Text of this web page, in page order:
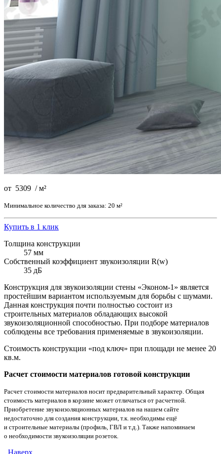
от 5309 /м²
Минимальное количество для заказа: 20 м²
Купить в 1 клик
Толщина конструкции
57 мм
Собственный коэффициент звукоизоляции R(w)
35 дБ
Конструкция для звукоизоляции стены «Эконом-1» является
простейшим вариантом используемым для борьбы с шумами.
Данная конструкция почти полностью состоит из
строительных материалов обладающих высокой
звукоизоляционной способностью. При подборе материалов
соблюдены все требования применяемые в звукоизоляции.
Стоимость конструкции «под ключ» при площади не менее 20
кв.м.
Расчет стоимости материалов готовой конструкции
Расчет стоимости материалов носит предварительный характер. Общая
стоимость материалов в корзине может отличаться от расчетной.
Приобретение звукоизоляционных материалов на нашем сайте
недостаточно для создания конструкции, т.к. необходимы ещё
и строительные материалы (профиль, ГВЛ и т.д.). Также напоминаем
о необходимости звукоизоляции розеток.
Наверх